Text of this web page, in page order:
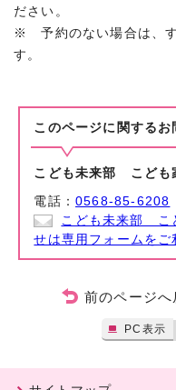
ださい。
※ 予約のない場合は、す
す。
このページに関する お
こども未来部 こども
電話：0568-85-6208
こども未来部 こ
せは専用フォームをご
前のページへ
PC表示